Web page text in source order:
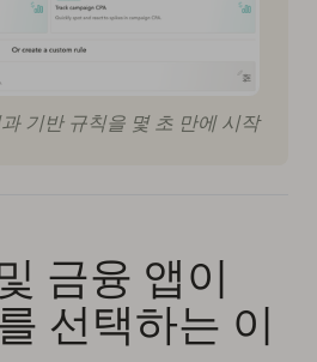
기반 규칙을 몇 초 만에 시작
금융 앱이
선택하는 이